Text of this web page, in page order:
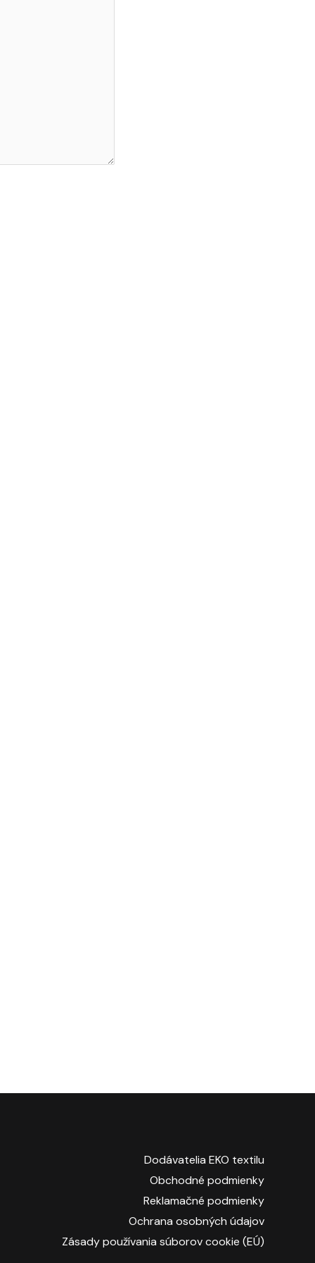
Dodávatelia EKO textilu
Obchodné podmienky
Reklamačné podmienky
Ochrana osobných údajov
Zásady používania súborov cookie (EÚ)